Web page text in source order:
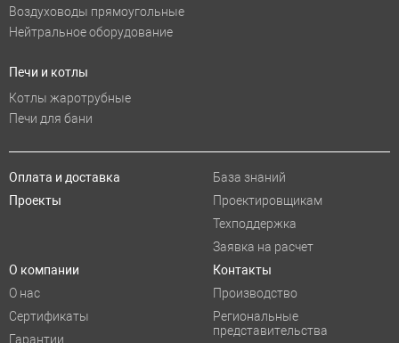
Воздуховоды прямоугольные
Нейтральное оборудование
Печи и котлы
Котлы жаротрубные
Печи для бани
Оплата и доставка
Проекты
База знаний
Проектировщикам
Техподдержка
Заявка на расчет
О компании
О нас
Сертификаты
Гарантии
Контакты
Производство
Региональные
представительства